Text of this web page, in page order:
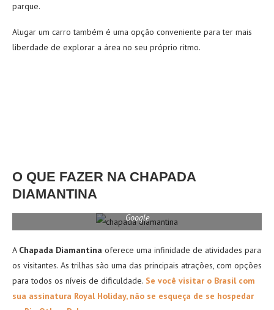
parque.
Alugar um carro também é uma opção conveniente para ter mais
liberdade de explorar a área no seu próprio ritmo.
O QUE FAZER NA CHAPADA
DIAMANTINA
Google
A Chapada Diamantina oferece uma infinidade de atividades para
os visitantes. As trilhas são uma das principais atrações, com opções
para todos os níveis de dificuldade. Se você visitar o Brasil com
sua assinatura Royal Holiday, não se esqueça de se hospedar